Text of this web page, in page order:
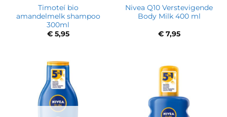
Timoteí bio
amandelmelk shampoo
300ml
€5,95
Nivea Q10 Verstevigende
Body Milk 400 ml
€7,95